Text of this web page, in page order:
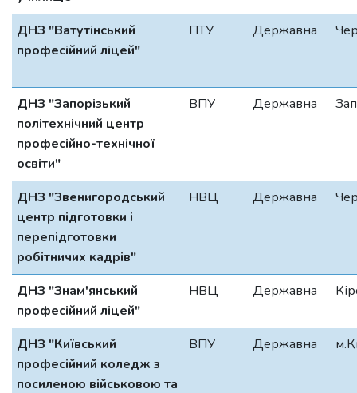
ДНЗ "Ватутінський
професійний ліцей"
ПТУ Державна
ДНЗ "Запорізький
політехнічний центр
професійно-технічної
освіти"
ВПУ Державна
ДНЗ "Звенигородський
центр підготовки і
перепідготовки
робітничих кадрів"
НВЦ Державна
ДНЗ "Знам'янський
професійний ліцей"
НВЦ Державна
ДНЗ "Київський
професійний коледж з
посиленою військовою та
ВПУ Державна